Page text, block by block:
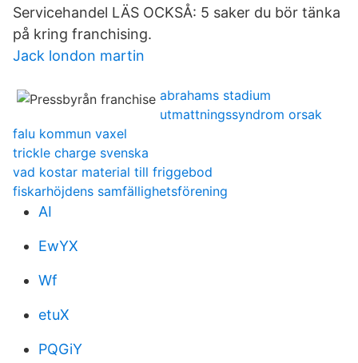
Servicehandel LÄS OCKSÅ: 5 saker du bör tänka
på kring franchising.
Jack london martin
abrahams stadium
utmattningssyndrom orsak
falu kommun vaxel
trickle charge svenska
vad kostar material till friggebod
fiskarhöjdens samfällighetsförening
AI
EwYX
Wf
etuX
PQGiY